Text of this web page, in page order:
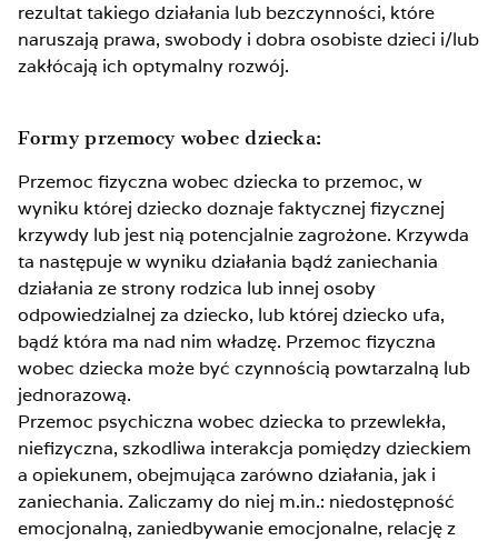
rezultat takiego działania lub bezczynności, które
naruszają prawa, swobody i dobra osobiste dzieci i/lub
zakłócają ich optymalny rozwój.
Formy przemocy wobec dziecka:
Przemoc fizyczna wobec dziecka to przemoc, w
wyniku której dziecko doznaje faktycznej fizycznej
krzywdy lub jest nią potencjalnie zagrożone. Krzywda
ta następuje w wyniku działania bądź zaniechania
działania ze strony rodzica lub innej osoby
odpowiedzialnej za dziecko, lub której dziecko ufa,
bądź która ma nad nim władzę. Przemoc fizyczna
wobec dziecka może być czynnością powtarzalną lub
jednorazową.
Przemoc psychiczna wobec dziecka to przewlekła,
niefizyczna, szkodliwa interakcja pomiędzy dzieckiem
a opiekunem, obejmująca zarówno działania, jak i
zaniechania. Zaliczamy do niej m.in.: niedostępność
emocjonalną, zaniedbywanie emocjonalne, relację z